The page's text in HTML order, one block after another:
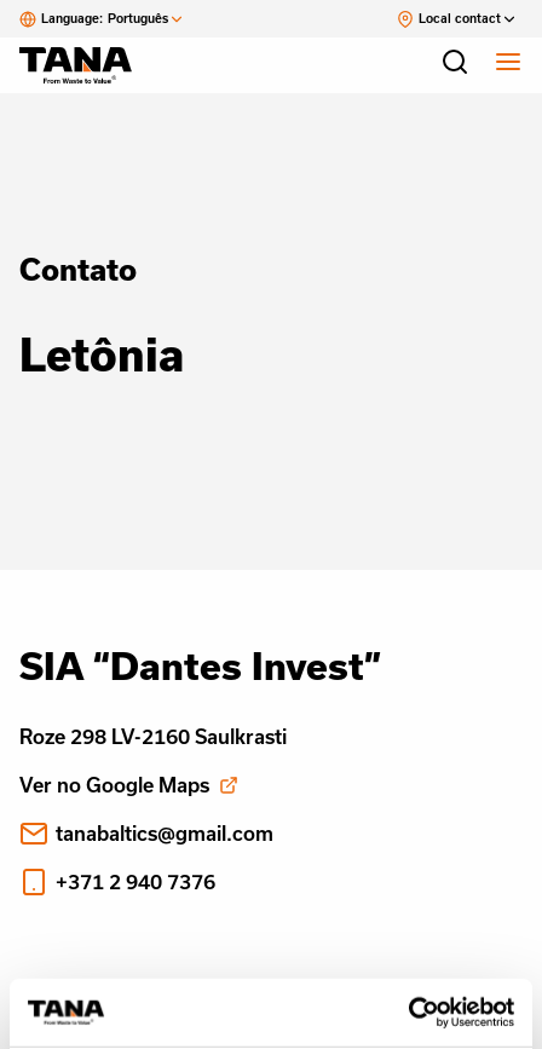
Language: Português Local contact
Contato
Letônia
SIA “Dantes Invest”
Roze 298 LV-2160 Saulkrasti
Ver no Google Maps
tanabaltics@gmail.com
+371 2 940 7376